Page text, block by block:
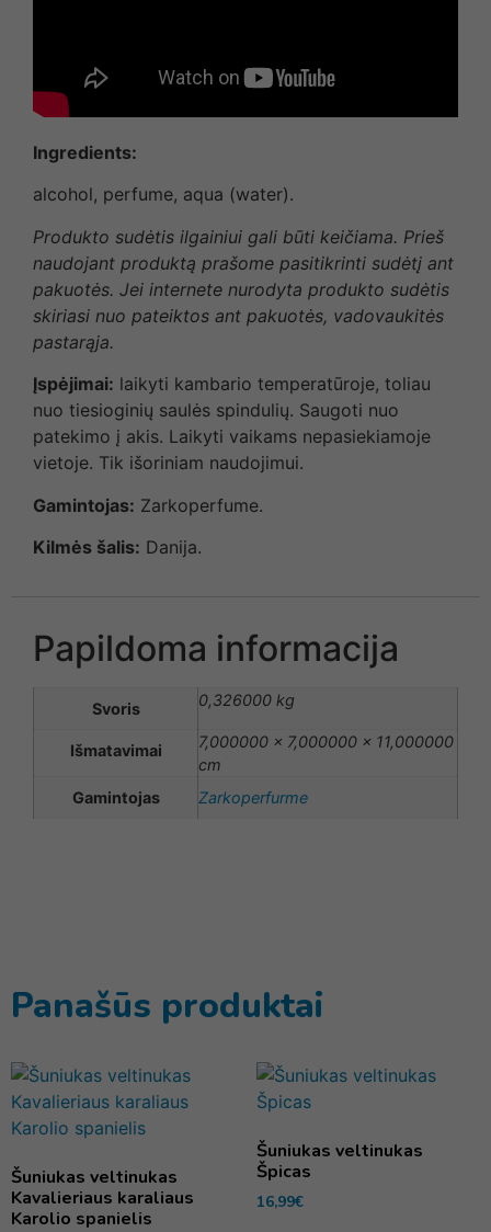
Ingredients:
alcohol, perfume, aqua (water).
Produkto sudėtis ilgainiui gali būti keičiama. Prieš
naudojant produktą prašome pasitikrinti sudėtį ant
pakuotės. Jei internete nurodyta produkto sudėtis
skiriasi nuo pateiktos ant pakuotės, vadovaukitės
pastarąja.
Įspėjimai: laikyti kambario temperatūroje, toliau
nuo tiesioginių saulės spindulių. Saugoti nuo
patekimo į akis. Laikyti vaikams nepasiekiamoje
vietoje. Tik išoriniam naudojimui.
Gamintojas: Zarkoperfume.
Kilmės šalis: Danija.
Papildoma informacija
Svoris 0,326000 kg
Išmatavimai
7,000000 × 7,000000 × 11,000000
cm
Gamintojas
Zarkoperfurme
Panašūs produktai
Šuniukas veltinukas
Kavalieriaus karaliaus
Karolio spanielis
Šuniukas veltinukas
Špicas
16,99€